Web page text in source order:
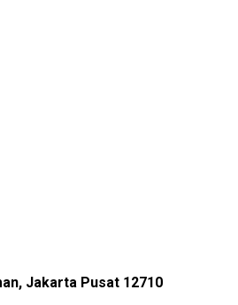
Jakarta Pusat 12710